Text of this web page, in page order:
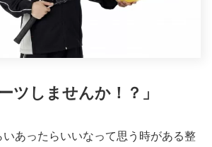
ツしませんか！？」
あったらいいなって思う時がある整